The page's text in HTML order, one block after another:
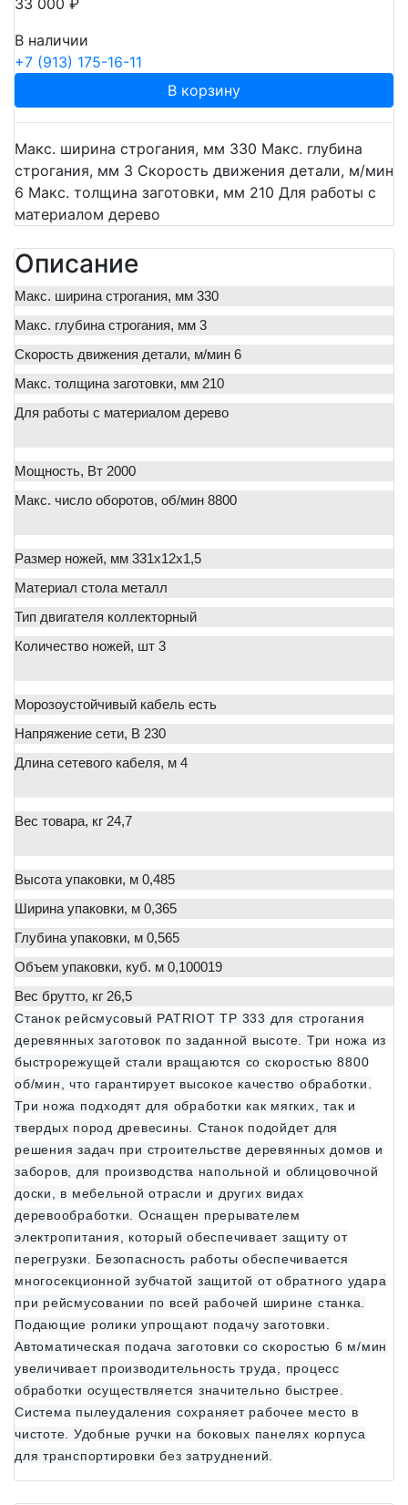
В наличии
+7 (913) 175-16-11
В корзину
Макс. ширина строгания, мм 330 Макс. глубина
строгания, мм 3 Скорость движения детали, м/мин
6 Макс. толщина заготовки, мм 210 Для работы с
материалом дерево
Описание
Макс. ширина строгания, мм 330
Макс. глубина строгания, мм 3
Скорость движения детали, м/мин 6
Макс. толщина заготовки, мм 210
Для работы с материалом дерево
Мощность, Вт 2000
Макс. число оборотов, об/мин 8800
Размер ножей, мм 331х12х1,5
Материал стола металл
Тип двигателя коллекторный
Количество ножей, шт 3
Морозоустойчивый кабель есть
Напряжение сети, В 230
Длина сетевого кабеля, м 4
Вес товара, кг 24,7
Высота упаковки, м 0,485
Ширина упаковки, м 0,365
Глубина упаковки, м 0,565
Объем упаковки, куб. м 0,100019
Вес брутто, кг 26,5
Станок рейсмусовый PATRIOT TP 333 для строгания
деревянных заготовок по заданной высоте. Три ножа из
быстрорежущей стали вращаются со скоростью 8800
об/мин, что гарантирует высокое качество обработки.
Три ножа подходят для обработки как мягких, так и
твердых пород древесины. Станок подойдет для
решения задач при строительстве деревянных домов и
заборов, для производства напольной и облицовочной
доски, в мебельной отрасли и других видах
деревообработки. Оснащен прерывателем
электропитания, который обеспечивает защиту от
перегрузки. Безопасность работы обеспечивается
многосекционной зубчатой защитой от обратного удара
при рейсмусовании по всей рабочей ширине станка.
Подающие ролики упрощают подачу заготовки.
Автоматическая подача заготовки со скоростью 6 м/мин
увеличивает производительность труда, процесс
обработки осуществляется значительно быстрее.
Система пылеудаления сохраняет рабочее место в
чистоте. Удобные ручки на боковых панелях корпуса
для транспортировки без затруднений.